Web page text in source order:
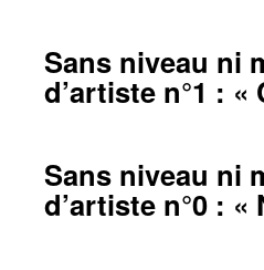
Sans niveau ni
d’artiste n°1 :
Sans niveau ni
d’artiste n°0 : «